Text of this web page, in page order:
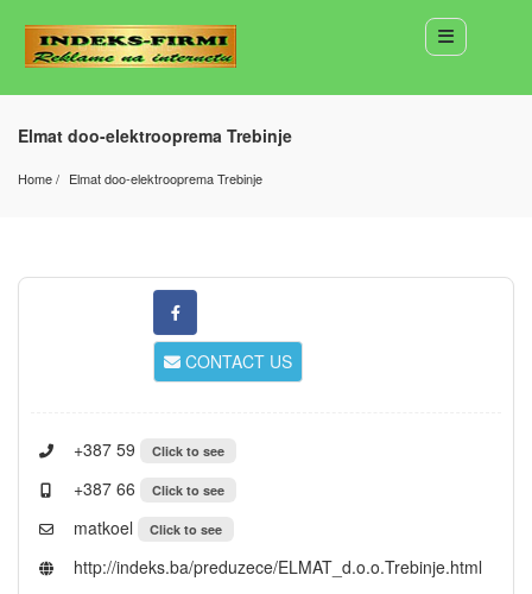
Elmat doo-elektrooprema Trebinje
Home Elmat doo-elektrooprema Trebinje
CONTACT US
+387 59 Click to see
+387 66 Click to see
matkoel Click to see
http://indeks.ba/preduzece/ELMAT_d.o.o.Trebinje.html